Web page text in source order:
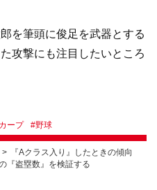
を筆頭に俊足を武器とする
攻撃にも注目したいところ
ープ #野球
『Aクラス入り』したときの傾向
『盗塁数』を検証する